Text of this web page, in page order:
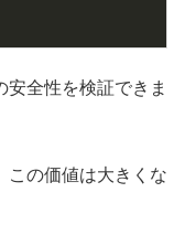
安全性を検証できま
この価値は大きくな